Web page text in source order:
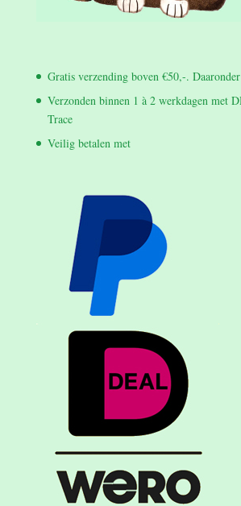
Gratis verzending boven €50,-.
Verzonden binnen 1 à 2 werkdagen met
Trace
Veilig betalen met